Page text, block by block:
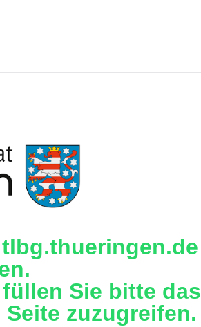
Sie bitte das
zuzugreifen.